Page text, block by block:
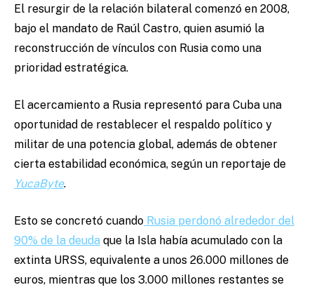
El resurgir de la relación bilateral comenzó en 2008,
bajo el mandato de Raúl Castro, quien asumió la
reconstrucción de vínculos con Rusia como una
prioridad estratégica.
El acercamiento a Rusia representó para Cuba una
oportunidad de restablecer el respaldo político y
militar de una potencia global, además de obtener
cierta estabilidad económica, según un reportaje de
YucaByte.
Esto se concretó cuando Rusia perdonó alrededor del
90% de la deuda que la Isla había acumulado con la
extinta URSS, equivalente a unos 26.000 millones de
euros, mientras que los 3.000 millones restantes se